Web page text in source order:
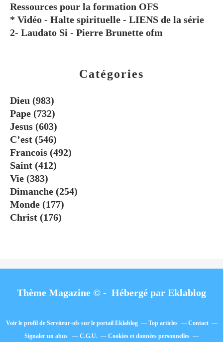
Catégories
Dieu (983)
Pape (732)
Jesus (603)
C’est (546)
Francois (492)
Saint (412)
Vie (383)
Dimanche (254)
Monde (177)
Christ (176)
Ressources pour la formation OFS
* Vidéo - Halte spirituelle - LIENS de la série
2- Laudato Si - Pierre Brunette ofm
Thème Magazine © - Hébergé par Eklablog
Voir le profil de Serviteur-ofssur le portail Eklablog Top articles
Contact
Signaler un abus
C.G.U. Cookies et données personnelles